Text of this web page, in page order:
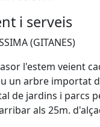
i serveis
(GITANES)
l'estem veient
un arbre importat
de jardins i parcs
als 25m.